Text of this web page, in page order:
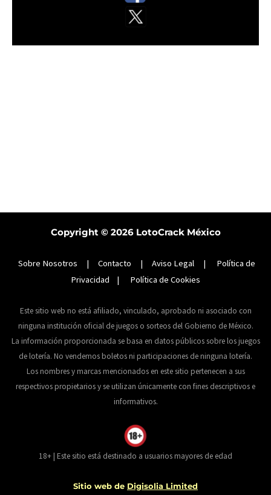
Copyright © 2026 LotoCrack México
Sobre Nosotros | Contacto | Aviso Legal| Política de
Privacidad | Política de Cookies
Este sitio web no está afiliado, vinculado, aprobado ni asociado con
ninguna institución oficial de juegos o sorteos del Gobierno de México.
La información proporcionada se basa en datos públicos sobre los juegos
de lotería. No vendemos boletos ni participaciones de ninguna lotería.
Los nombres y marcas mencionados en este sitio pertenecen a sus
respectivos propietarios y se utilizan únicamente con fines descriptivos e
informativos.
18+ | Este sitio está destinado a usuarios mayores de edad
Sitio web de Digisolia Limited